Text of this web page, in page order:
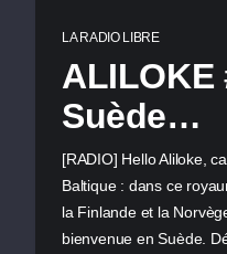
LA RADIO LIBRE
ALILOKE
Suède…
[RADIO] Hello Aliloke,
Baltique : dans ce
la Finlande et la
bienvenue en Suède.